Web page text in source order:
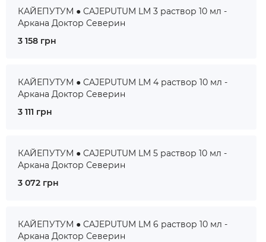
КАЙЕПУТУМ ● CAJEPUTUM LM 3 раствор 10 мл -
Аркана Доктор Северин
3 158 грн
КАЙЕПУТУМ ● CAJEPUTUM LM 4 раствор 10 мл -
Аркана Доктор Северин
3 111 грн
КАЙЕПУТУМ ● CAJEPUTUM LM 5 раствор 10 мл -
Аркана Доктор Северин
3 072 грн
КАЙЕПУТУМ ● CAJEPUTUM LM 6 раствор 10 мл -
Аркана Доктор Северин